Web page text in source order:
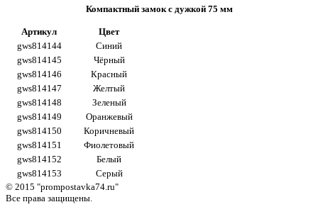
Компактный замок с дужкой 75 мм
Артикул
Цвет
gws814144
Синий
gws814145
Чёрный
gws814146
Красный
gws814147
Желтый
gws814148
Зеленый
gws814149
Оранжевый
gws814150
Коричневый
gws814151
Фиолетовый
gws814152
Белый
gws814153
Серый
© 2015 "prompostavka74.ru"
Все права защищены.